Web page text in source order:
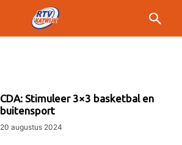
CDA: Stimuleer 3×3 basketbal en
buitensport
20 augustus 2024